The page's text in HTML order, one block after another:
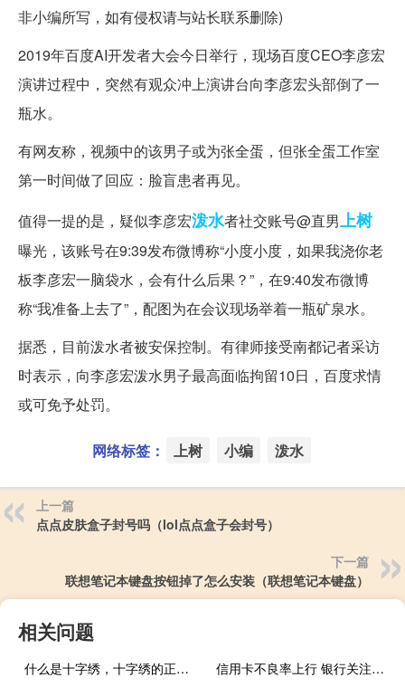
非小编所写，如有侵权请与站长联系删除)
2019年百度AI开发者大会今日举行，现场百度CEO李彦宏
演讲过程中，突然有观众冲上演讲台向李彦宏头部倒了一
瓶水。
有网友称，视频中的该男子或为张全蛋，但张全蛋工作室
第一时间做了回应：脸盲患者再见。
值得一提的是，疑似李彦宏泼水者社交账号@直男上树
曝光，该账号在9:39发布微博称“小度小度，如果我浇你老
板李彦宏一脑袋水，会有什么后果？”，在9:40发布微博
称“我准备上去了”，配图为在会议现场举着一瓶矿泉水。
据悉，目前泼水者被安保控制。有律师接受南都记者采访
时表示，向李彦宏泼水男子最高面临拘留10日，百度求情
或可免予处罚。
网络标签： 上树 小编 泼水
上一篇
点点皮肤盒子封号吗（lol点点盒子会封号）
下一篇
联想笔记本键盘按钮掉了怎么安装（联想笔记本键盘）
相关问题
什么是十字绣，十字绣的正确绣法是怎样绣的？
信用卡不良率上行 银行关注风险但信心不减